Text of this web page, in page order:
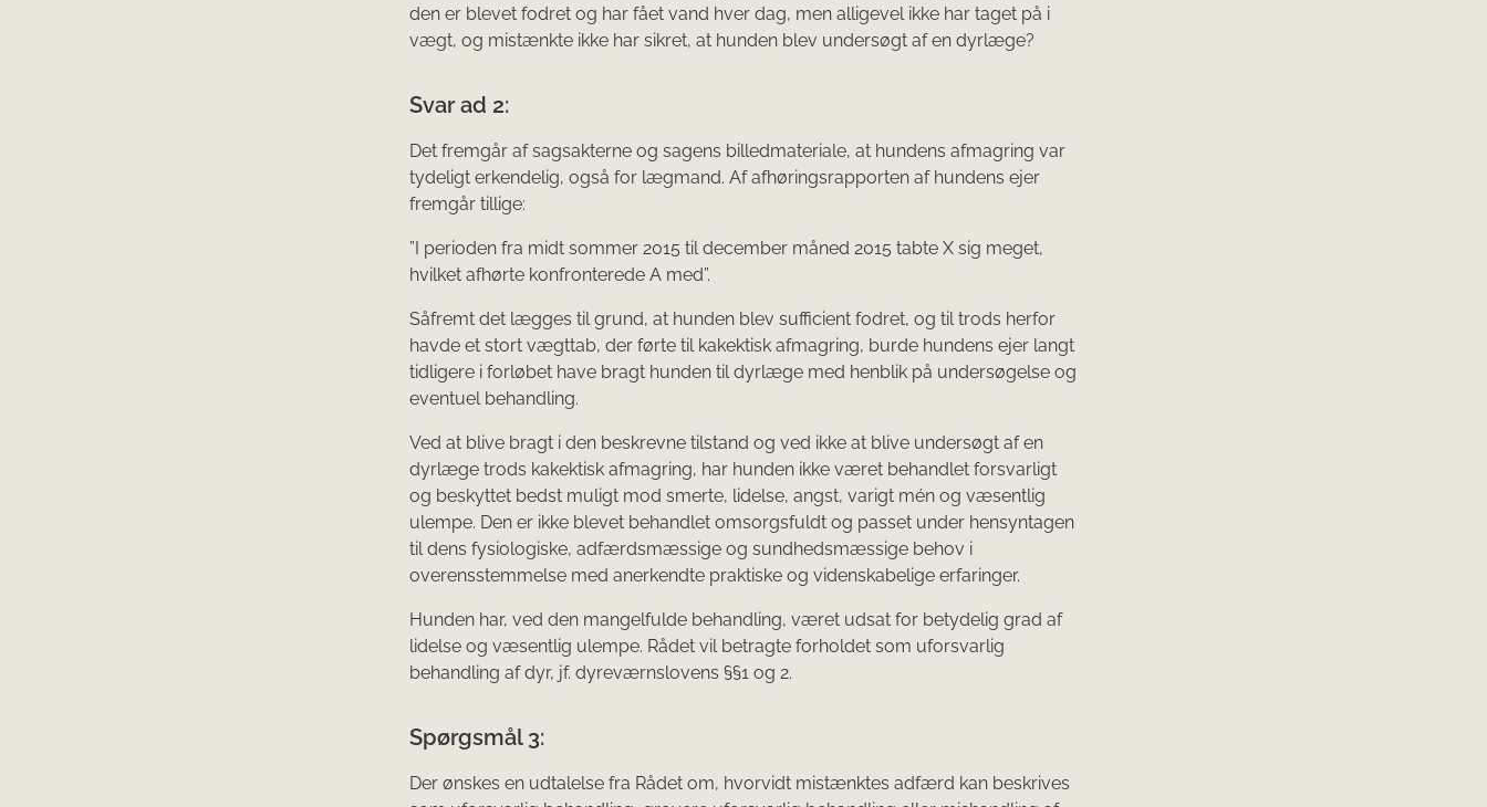
den er blevet fodret og har fået vand hver dag, men alligevel ikke har taget på i
vægt, og mistænkte ikke har sikret, at hunden blev undersøgt af en dyrlæge?
Svar ad 2:
Det fremgår af sagsakterne og sagens billedmateriale, at hundens afmagring var
tydeligt erkendelig, også for lægmand. Af afhøringsrapporten af hundens ejer
fremgår tillige:
”I perioden fra midt sommer 2015 til december måned 2015 tabte X sig meget,
hvilket afhørte konfronterede A med”.
Såfremt det lægges til grund, at hunden blev sufficient fodret, og til trods herfor
havde et stort vægttab, der førte til kakektisk afmagring, burde hundens ejer langt
tidligere i forløbet have bragt hunden til dyrlæge med henblik på undersøgelse og
eventuel behandling.
Ved at blive bragt i den beskrevne tilstand og ved ikke at blive undersøgt af en
dyrlæge trods kakektisk afmagring, har hunden ikke været behandlet forsvarligt
og beskyttet bedst muligt mod smerte, lidelse, angst, varigt mén og væsentlig
ulempe. Den er ikke blevet behandlet omsorgsfuldt og passet under hensyntagen
til dens fysiologiske, adfærdsmæssige og sundhedsmæssige behov i
overensstemmelse med anerkendte praktiske og videnskabelige erfaringer.
Hunden har, ved den mangelfulde behandling, været udsat for betydelig grad af
lidelse og væsentlig ulempe. Rådet vil betragte forholdet som uforsvarlig
behandling af dyr, jf. dyreværnslovens §§1 og 2.
Spørgsmål 3:
Der ønskes en udtalelse fra Rådet om, hvorvidt mistænktes adfærd kan beskrives